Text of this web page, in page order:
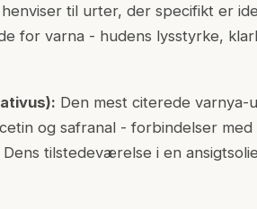
til urter, der specifikt er
for varna - hudens lysstyrke,
Den mest citerede varnya-
og safranal - forbindelser
tilstedeværelse i en